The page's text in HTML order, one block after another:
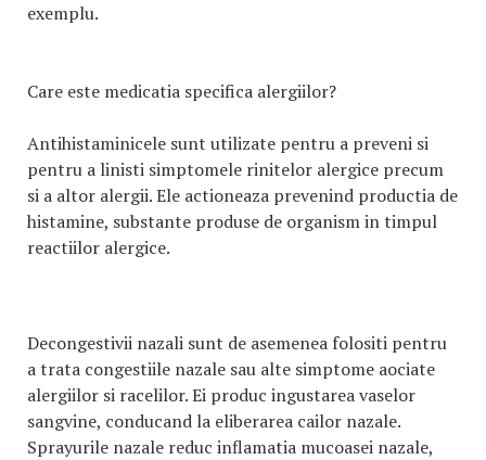
exemplu.
Care este medicatia specifica alergiilor?
Antihistaminicele sunt utilizate pentru a preveni si
pentru a linisti simptomele rinitelor alergice precum
si a altor alergii. Ele actioneaza prevenind productia de
histamine, substante produse de organism in timpul
reactiilor alergice.
Decongestivii nazali sunt de asemenea folositi pentru
a trata congestiile nazale sau alte simptome aociate
alergiilor si racelilor. Ei produc ingustarea vaselor
sangvine, conducand la eliberarea cailor nazale.
Sprayurile nazale reduc inflamatia mucoasei nazale,